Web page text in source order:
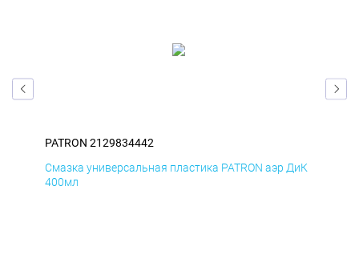
PATRON 2129834442
Смазка универсальная пластика PATRON аэр ДиК
400мл